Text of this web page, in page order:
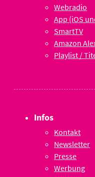
Webradio
App (iOS
SmartTV
Amazon
Playlist /
Infos
Kontakt
Newsletter
Presse
Werbung